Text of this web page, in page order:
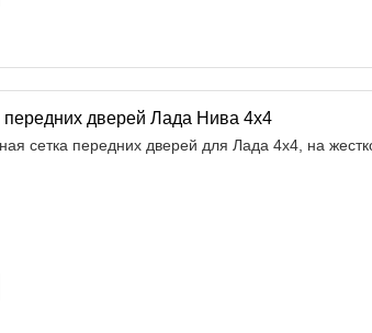
дверей Лада Нива 4х4
сетка передних дверей для Лада 4х4, на